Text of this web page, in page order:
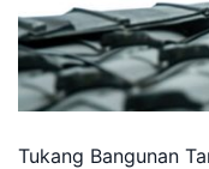
Tukang Bangunan